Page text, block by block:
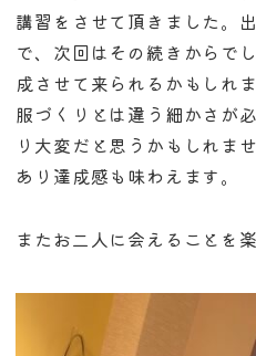
講習をさせて頂きました。
で、次回はその続きからで
成させて来られるかもしれ
服づくりとは違う細かさが
り大変だと思うかもしれま
あり達成感も味わえます。
またお二人に会えることを